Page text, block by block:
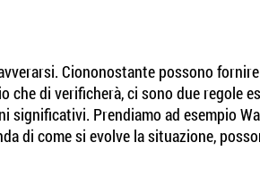
Ciononostante possono
di verificherà, ci sono due regole
Prendiamo ad esempio
come si evolve la situazione,